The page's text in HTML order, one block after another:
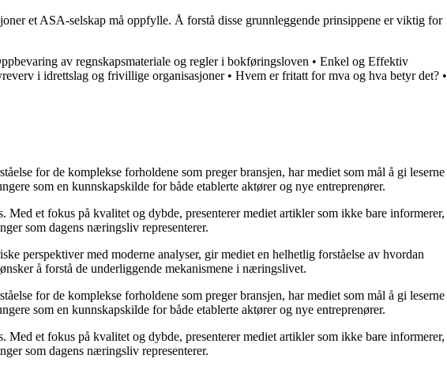
et ASA-selskap må oppfylle. Å forstå disse grunnleggende prinsippene er viktig for
av regnskapsmateriale og regler i bokføringsloven • Enkel og Effektiv
i idrettslag og frivillige organisasjoner• Hvem er fritatt for mva og hva betyr det? •
for de komplekse forholdene som preger bransjen, har mediet som mål å gi leserne
som en kunnskapskilde for både etablerte aktører og nye entreprenører.
et fokus på kvalitet og dybde, presenterer mediet artikler som ikke bare informerer,
som dagens næringsliv representerer.
perspektiver med moderne analyser, gir mediet en helhetlig forståelse av hvordan
å forstå de underliggende mekanismene i næringslivet.
for de komplekse forholdene som preger bransjen, har mediet som mål å gi leserne
som en kunnskapskilde for både etablerte aktører og nye entreprenører.
et fokus på kvalitet og dybde, presenterer mediet artikler som ikke bare informerer,
som dagens næringsliv representerer.